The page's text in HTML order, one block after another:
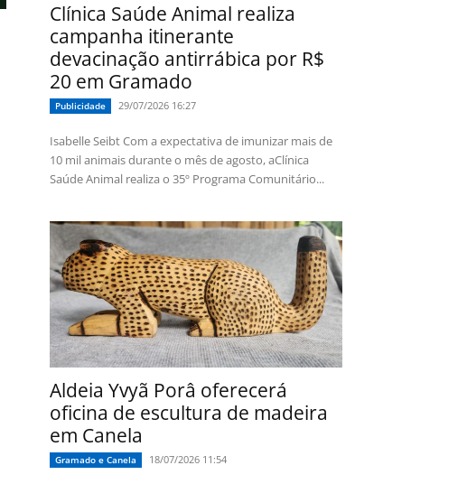
Clínica Saúde Animal realiza
campanha itinerante
devacinação antirrábica por R$
20 em Gramado
Publicidade 29/07/2026 16:27
Isabelle Seibt Com a expectativa de imunizar mais de
10 mil animais durante o mês de agosto, aClínica
Saúde Animal realiza o 35º Programa Comunitário...
Aldeia Yvyã Porâ oferecerá
oficina de escultura de madeira
em Canela
Gramado e Canela 18/07/2026 11:54